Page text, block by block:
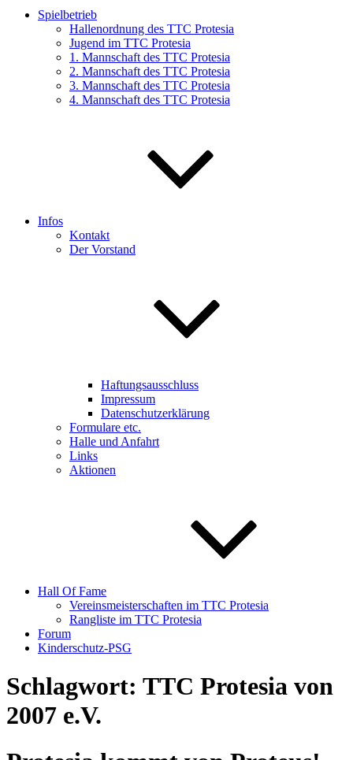
Spielbetrieb
Hallenordnung des TTC Protesia
Jugend im TTC Protesia
1. Mannschaft des TTC Protesia
2. Mannschaft des TTC Protesia
3. Mannschaft des TTC Protesia
4. Mannschaft des TTC Protesia
Infos
Kontakt
Der Vorstand
Haftungsausschluss
Impressum
Datenschutzerklärung
Formulare etc.
Halle und Anfahrt
Links
Aktionen
Hall Of Fame
Vereinsmeisterschaften im TTC Protesia
Rangliste im TTC Protesia
Forum
Kinderschutz-PSG
Schlagwort: TTC Protesia von
2007 e.V.